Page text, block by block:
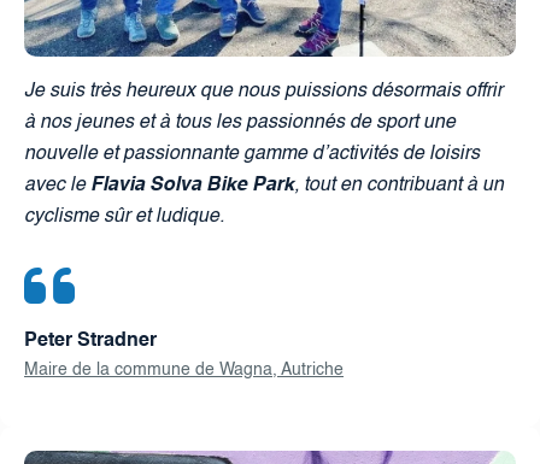
Peter Stradner
Maire de la commune de Wagna, Autriche
Je suis très heureux que nous puissions désormais offrir
à nos jeunes et à tous les passionnés de sport une
nouvelle et passionnante gamme d’activités de loisirs
avec le Flavia Solva Bike Park, tout en contribuant à un
cyclisme sûr et ludique.